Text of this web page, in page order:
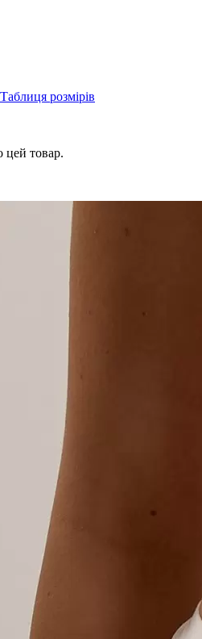
Таблиця розмірів
цей товар.